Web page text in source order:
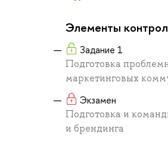
Элементы
Задание 1
Подготовка
маркетинговых
Экзамен
Подготовка и
и брендинга